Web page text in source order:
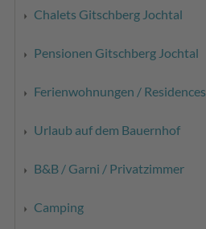
Chalets Gitschberg Jochtal
Pensionen Gitschberg Jochtal
Ferienwohnungen / Residences
Urlaub auf dem Bauernhof
B&B / Garni / Privatzimmer
Camping